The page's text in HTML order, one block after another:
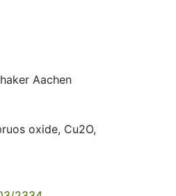
Aachen
oxide, Cu2O,